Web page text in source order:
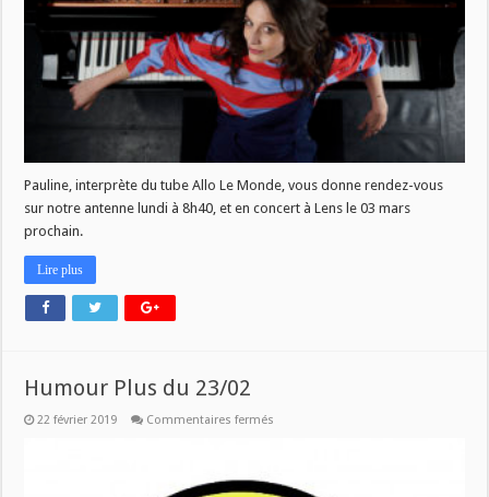
Pauline, interprète du tube Allo Le Monde, vous donne rendez-vous
sur notre antenne lundi à 8h40, et en concert à Lens le 03 mars
prochain.
Lire plus
Humour Plus du 23/02
22 février 2019 Commentaires fermés